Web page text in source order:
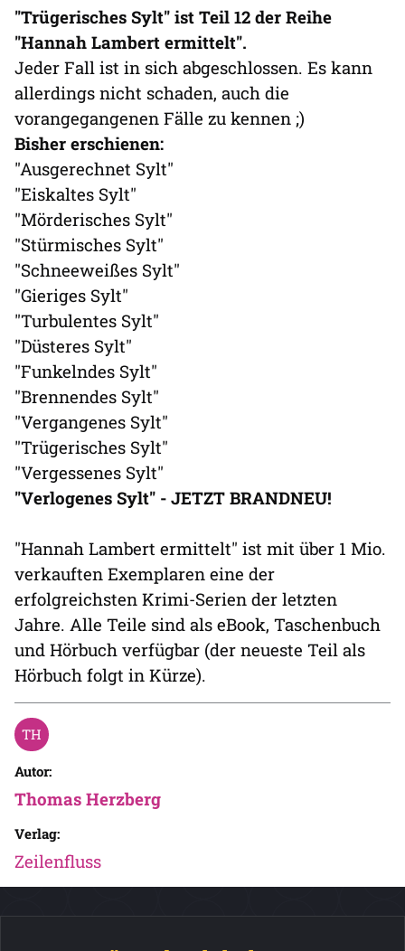
"Trügerisches Sylt" ist Teil 12 der Reihe
"Hannah Lambert ermittelt".
Jeder Fall ist in sich abgeschlossen. Es kann
allerdings nicht schaden, auch die
vorangegangenen Fälle zu kennen ;)
Bisher erschienen:
"Ausgerechnet Sylt"
"Eiskaltes Sylt"
"Mörderisches Sylt"
"Stürmisches Sylt"
"Schneeweißes Sylt"
"Gieriges Sylt"
"Turbulentes Sylt"
"Düsteres Sylt"
"Funkelndes Sylt"
"Brennendes Sylt"
"Vergangenes Sylt"
"Trügerisches Sylt"
"Vergessenes Sylt"
"Verlogenes Sylt" - JETZT BRANDNEU!
"Hannah Lambert ermittelt" ist mit über 1 Mio.
verkauften Exemplaren eine der
erfolgreichsten Krimi-Serien der letzten
Jahre. Alle Teile sind als eBook, Taschenbuch
und Hörbuch verfügbar (der neueste Teil als
Hörbuch folgt in Kürze).
Autor:
Thomas Herzberg
Verlag:
Zeilenfluss